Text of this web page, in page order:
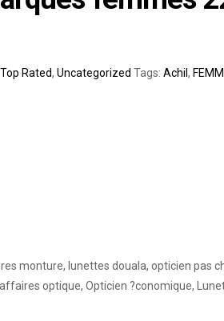
Top Rated, Uncategorized Tags: Achil ,
monture, lunettes douala, opticien pas
affaires optique, Opticien ?conomique,